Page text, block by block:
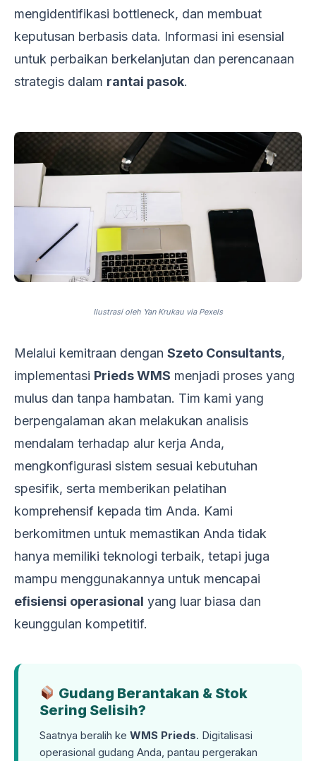
mengidentifikasi bottleneck, dan membuat
keputusan berbasis data. Informasi ini esensial
untuk perbaikan berkelanjutan dan perencanaan
strategis dalam rantai pasok.
Ilustrasi oleh Yan Krukau via Pexels
Melalui kemitraan dengan Szeto Consultants,
implementasi Prieds WMS menjadi proses yang
mulus dan tanpa hambatan. Tim kami yang
berpengalaman akan melakukan analisis
mendalam terhadap alur kerja Anda,
mengkonfigurasi sistem sesuai kebutuhan
spesifik, serta memberikan pelatihan
komprehensif kepada tim Anda. Kami
berkomitmen untuk memastikan Anda tidak
hanya memiliki teknologi terbaik, tetapi juga
mampu menggunakannya untuk mencapai
efisiensi operasional yang luar biasa dan
keunggulan kompetitif.
Gudang Berantakan & Stok
Sering Selisih?
Saatnya beralih ke WMS Prieds. Digitalisasi
operasional gudang Anda, pantau pergerakan